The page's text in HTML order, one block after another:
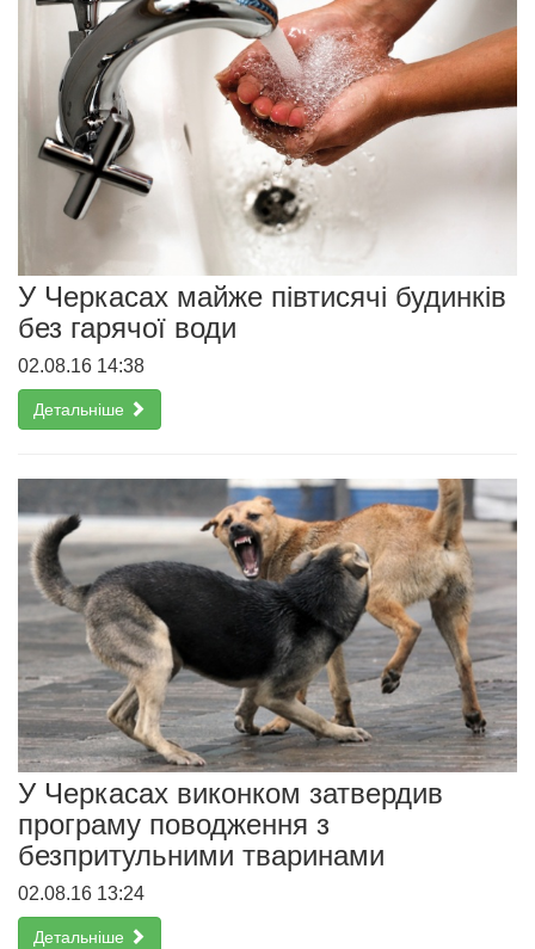
У Черкасах майже півтисячі будинків
без гарячої води
02.08.16 14:38
Детальніше
У Черкасах виконком затвердив
програму поводження з
безпритульними тваринами
02.08.16 13:24
Детальніше